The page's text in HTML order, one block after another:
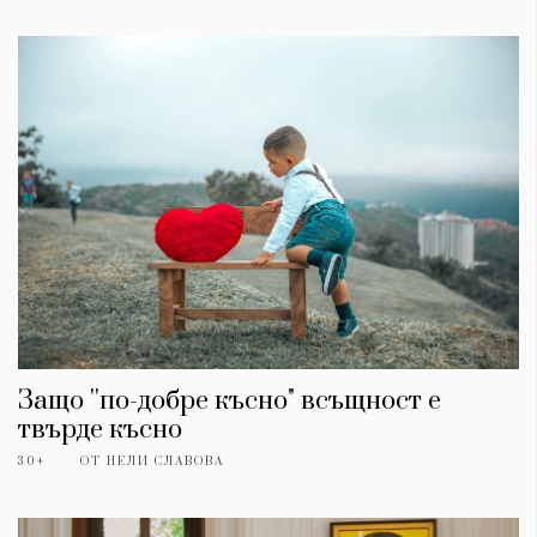
Защо ''по-добре късно" всъщност е
твърде късно
30+ ОТ НЕЛИ СЛАВОВА
СЛЕДВАЙТЕ НИ
Facebook Instagram Twitter
Pinterest
YouTube
Spotify Soundcloud
Ако нашият сайт ви харесва, можете да се абонирате за
седмичния ни нюзлетър тук:
© 2026, HighViewArt | Всички права запазени